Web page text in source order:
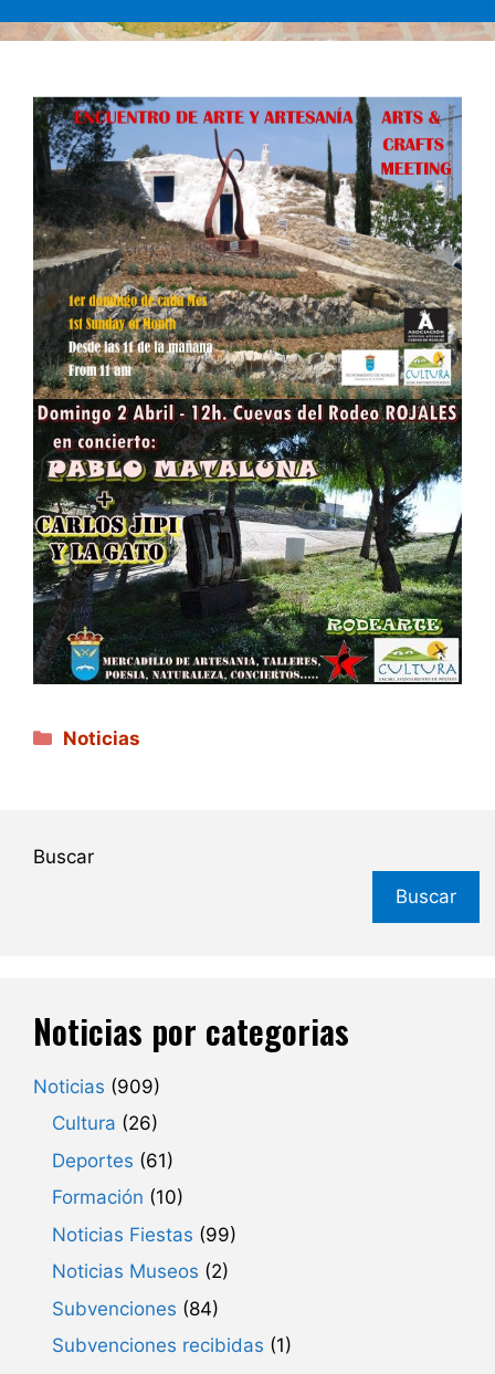
Categorías
Noticias
Buscar
Buscar
Noticias por categorias
Noticias (909)
Cultura (26)
Deportes (61)
Formación (10)
Noticias Fiestas (99)
Noticias Museos (2)
Subvenciones (84)
Subvenciones recibidas (1)